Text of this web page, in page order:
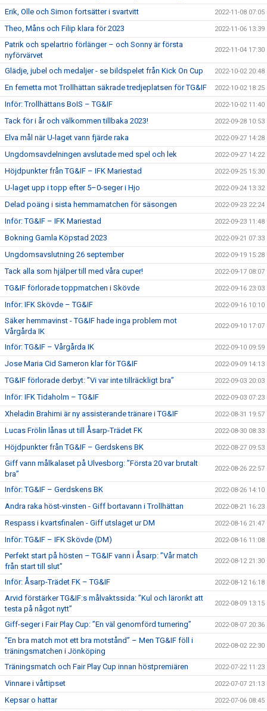
Erik, Olle och Simon fortsätter i svartvitt 2022-11-08 07:05
Theo, Måns och Filip klara för 2023 2022-11-06 13:39
Patrik och spelartrio förlänger – och Sonny är första
nyförvärvet
2022-11-04 17:30
Glädje, jubel och medaljer - se bildspelet från Kick On Cup 2022-10-02 20:48
En femetta mot Trollhättan säkrade tredjeplatsen för TG&IF 2022-10-02 18:25
Inför: Trollhättans BoIS – TG&IF 2022-10-02 11:40
Tack för i år och välkommen tillbaka 2023! 2022-09-28 10:53
Elva mål när U-laget vann fjärde raka 2022-09-27 14:28
Ungdomsavdelningen avslutade med spel och lek 2022-09-27 14:22
Höjdpunkter från TG&IF – IFK Mariestad 2022-09-25 15:30
U-laget upp i topp efter 5–0-seger i Hjo 2022-09-24 13:32
Delad poäng i sista hemmamatchen för säsongen 2022-09-23 22:24
Inför: TG&IF – IFK Mariestad 2022-09-23 11:48
Bokning Gamla Köpstad 2023 2022-09-21 07:33
Ungdomsavslutning 26 september 2022-09-19 15:28
Tack alla som hjälper till med våra cuper! 2022-09-17 08:07
TG&IF förlorade toppmatchen i Skövde 2022-09-16 23:03
Inför: IFK Skövde – TG&IF 2022-09-16 10:10
Säker hemmavinst - TG&IF hade inga problem mot
Vårgårda IK
2022-09-10 17:07
Inför: TG&IF – Vårgårda IK 2022-09-10 09:59
Jose Maria Cid Sameron klar för TG&IF 2022-09-09 14:13
TG&IF förlorade derbyt: ”Vi var inte tillräckligt bra” 2022-09-03 20:03
Inför: IFK Tidaholm – TG&IF 2022-09-03 07:23
Xheladin Brahimi är ny assisterande tränare i TG&IF 2022-08-31 19:57
Lucas Frölin lånas ut till Åsarp-Trädet FK 2022-08-30 08:33
Höjdpunkter från TG&IF – Gerdskens BK 2022-08-27 09:53
Giff vann målkalaset på Ulvesborg: ”Första 20 var brutalt
bra”
2022-08-26 22:57
Inför: TG&IF – Gerdskens BK 2022-08-26 14:10
Andra raka höst-vinsten - Giff bortavann i Trollhättan 2022-08-21 16:23
Respass i kvartsfinalen - Giff utslaget ur DM 2022-08-16 21:47
Inför: TG&IF – IFK Skövde (DM) 2022-08-16 11:08
Perfekt start på hösten – TG&IF vann i Åsarp: ”Vår match
från start till slut”
2022-08-12 21:30
Inför: Åsarp-Trädet FK – TG&IF 2022-08-12 16:18
Arvid förstärker TG&IF:s målvaktssida: ”Kul och lärorikt att
testa på något nytt”
2022-08-09 13:15
Giff-seger i Fair Play Cup: ”En väl genomförd turnering” 2022-08-07 20:36
”En bra match mot ett bra motstånd” – Men TG&IF föll i
träningsmatchen i Jönköping
2022-08-02 22:30
Träningsmatch och Fair Play Cup innan höstpremiären 2022-07-22 11:23
Vinnare i vårtipset 2022-07-07 21:13
Kepsar o hattar 2022-07-06 08:45